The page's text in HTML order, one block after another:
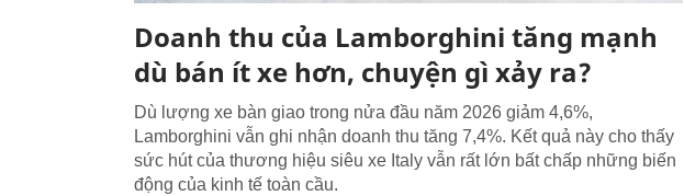
Doanh thu của Lamborghini tăng mạnh
dù bán ít xe hơn, chuyện gì xảy ra?
Dù lượng xe bàn giao trong nửa đầu năm 2026 giảm 4,6%,
Lamborghini vẫn ghi nhận doanh thu tăng 7,4%. Kết quả này cho thấy
sức hút của thương hiệu siêu xe Italy vẫn rất lớn bất chấp những biến
động của kinh tế toàn cầu.